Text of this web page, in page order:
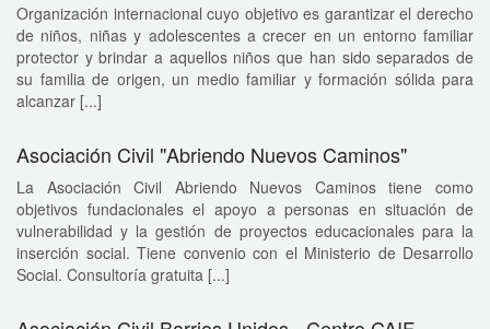
Organización internacional cuyo objetivo es garantizar el derecho
de niños, niñas y adolescentes a crecer en un entorno familiar
protector y brindar a aquellos niños que han sido separados de
su familia de origen, un medio familiar y formación sólida para
alcanzar [...]
Asociación Civil "Abriendo Nuevos Caminos"
La Asociación Civil Abriendo Nuevos Caminos tiene como
objetivos fundacionales el apoyo a personas en situación de
vulnerabilidad y la gestión de proyectos educacionales para la
inserción social. Tiene convenio con el Ministerio de Desarrollo
Social. Consultoría gratuita [...]